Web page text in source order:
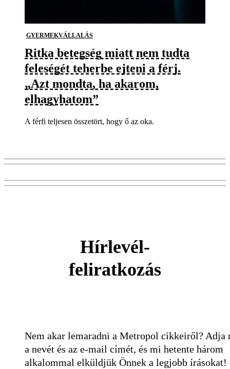
GYERMEKVÁLLALÁS
Ritka betegség miatt nem tudta
feleségét teherbe ejteni a férj.
„Azt mondta, ha akarom,
elhagyhatom”
A férfi teljesen összetört, hogy ő az oka.
Hírlevél-
feliratkozás
Nem akar lemaradni a Metropol cikkeiről? Adja
a nevét és az e-mail címét, és mi hetente három
alkalommal elküldjük Önnek a legjobb írásokat!